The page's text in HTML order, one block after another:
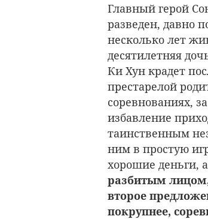
Главный герой
разведен, давно
несколько лет
десятилетняя
Ки Хун крадет
престарелой
соревнованиях,
избавление
таинственным
ним в простую
хорошие деньги,
разбитым
второе
покрупнее,